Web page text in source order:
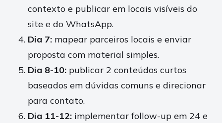
contexto e publicar em locais visíveis do
site e do WhatsApp.
Dia 7: mapear parceiros locais e enviar
proposta com material simples.
Dia 8-10: publicar 2 conteúdos curtos
baseados em dúvidas comuns e direcionar
para contato.
Dia 11-12: implementar follow-up em 24 e